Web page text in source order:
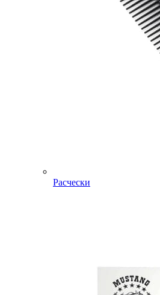
Расчески